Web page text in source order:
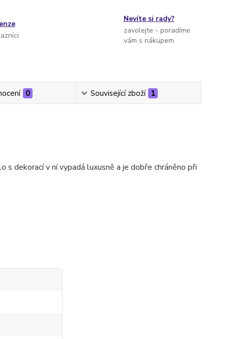
Nevíte si rady?
zavolejte - poradíme
vám s nákupem
0 Související zboží 1
s dekorací v ní vypadá luxusně a je dobře chráněno při